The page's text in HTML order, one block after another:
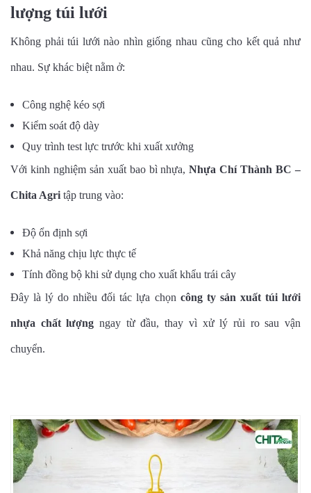
lượng túi lưới
Không phải túi lưới nào nhìn giống nhau cũng cho kết quả như
nhau. Sự khác biệt nằm ở:
Công nghệ kéo sợi
Kiểm soát độ dày
Quy trình test lực trước khi xuất xưởng
Với kinh nghiệm sản xuất bao bì nhựa,Nhựa Chí Thành BC –
Chita Agritập trung vào:
Độ ổn định sợi
Khả năng chịu lực thực tế
Tính đồng bộ khi sử dụng cho xuất khẩu trái cây
Đây là lý do nhiều đối tác lựa chọn công ty sản xuất túi lưới
nhựa chất lượng ngay từ đầu, thay vì xử lý rủi ro sau vận
chuyển.